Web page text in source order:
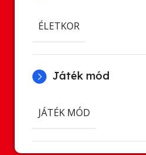
ÉLETKOR
Játék mód
JÁTÉK MÓD